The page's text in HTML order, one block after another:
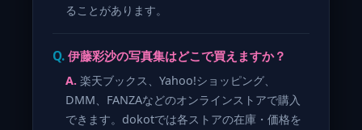
ることがあります。
伊藤彩沙の写真集はどこで買えますか？
楽天ブックス、Yahoo!ショッピング、
DMM、FANZAなどのオンラインストアで購入
できます。dokotでは各ストアの在庫・価格を